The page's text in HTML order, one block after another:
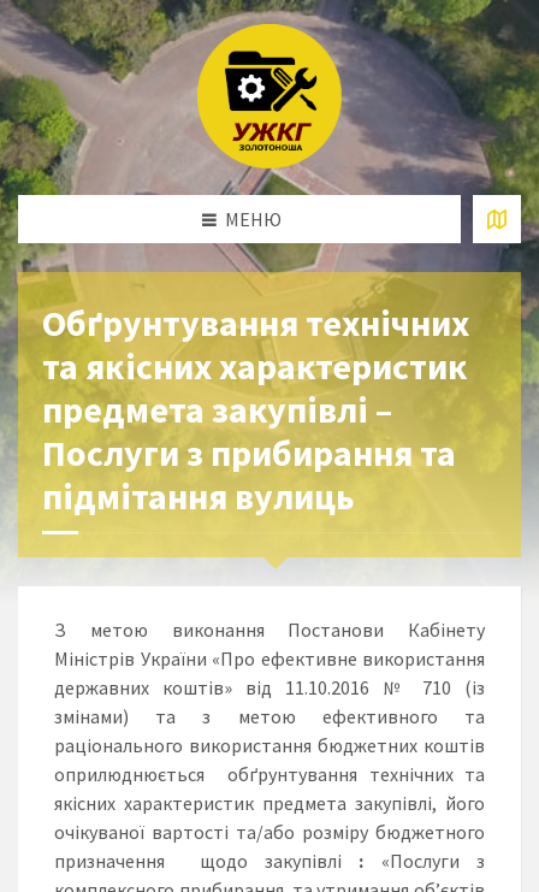
МЕНЮ
Обґрунтування технічних
та якісних характеристик
предмета закупівлі –
Послуги з прибирання та
підмітання вулиць
З метою виконання Постанови Кабінету
Міністрів України «Про ефективне використання
державних коштів» від 11.10.2016 № 710 (із
змінами) та з метою ефективного та
раціонального використання бюджетних коштів
оприлюднюється обґрунтування технічних та
якісних характеристик предмета закупівлі, його
очікуваної вартості та/або розміру бюджетного
призначення щодо закупівлі : «Послуги з